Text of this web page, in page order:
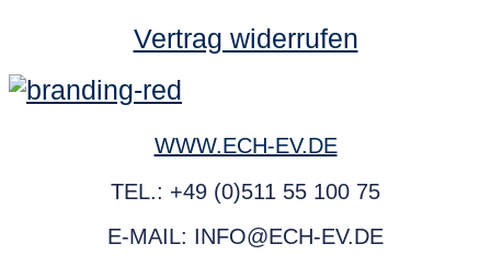
Vertrag widerrufen
WWW.ECH-EV.DE
TEL.: +49 (0)511 55 100 75
E-MAIL: INFO@ECH-EV.DE